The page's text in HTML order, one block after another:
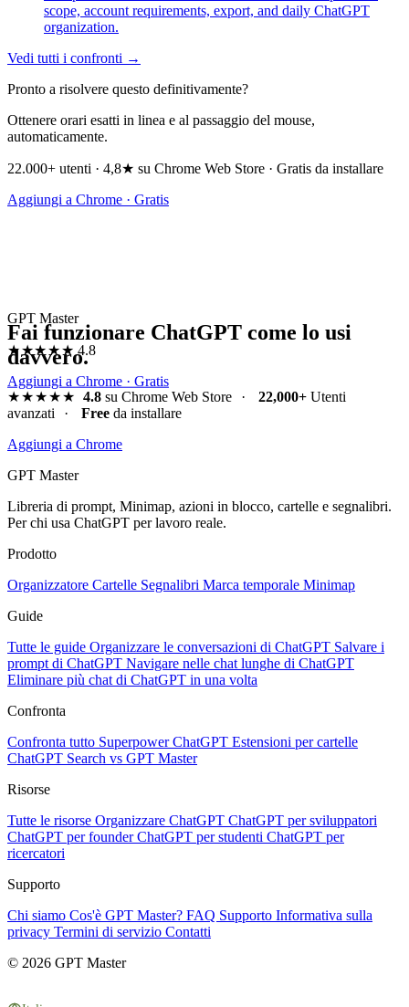
scope, account requirements, export, and daily ChatGPT
organization.
Vedi tutti i confronti →
Pronto a risolvere questo definitivamente?
Ottenere orari esatti in linea e al passaggio del mouse,
automaticamente.
22.000+ utenti · 4,8★ su Chrome Web Store · Gratis da installare
Aggiungi a Chrome · Gratis
GPT Master
★★★★★ 4.8
Aggiungi a Chrome · Gratis
Fai funzionare ChatGPT come lo usi
davvero.
★★★★★ 4.8su Chrome Web Store · 22,000+Utenti
avanzati
· Free da installare
Aggiungi a Chrome
GPT Master
Libreria di prompt, Minimap, azioni in blocco, cartelle e segnalibri.
Per chi usa ChatGPT per lavoro reale.
Prodotto
Organizzatore Cartelle Segnalibri Marca temporale Minimap
Guide
Tutte le guide Organizzare le conversazioni di ChatGPT Salvare i
prompt di ChatGPT Navigare nelle chat lunghe di ChatGPT
Eliminare più chat di ChatGPT in una volta
Confronta
Confronta tutto Superpower ChatGPT Estensioni per cartelle
ChatGPT Search vs GPT Master
Risorse
Tutte le risorse Organizzare ChatGPT ChatGPT per sviluppatori
ChatGPT per founderChatGPT per studenti ChatGPT per
ricercatori
Supporto
Chi siamo Cos'è GPT Master? FAQ Supporto Informativa sulla
privacy Termini di servizio Contatti
© 2026 GPT Master